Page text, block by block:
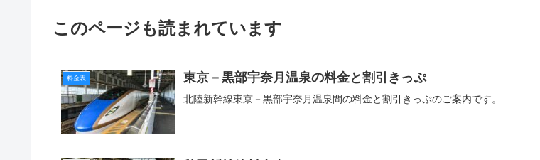
このページも読まれています
料金表 東京－黒部宇奈月温泉の料金と割引きっぷ
北陸新幹線東京－黒部宇奈月温泉間の料金と割引きっぷのご案内です。